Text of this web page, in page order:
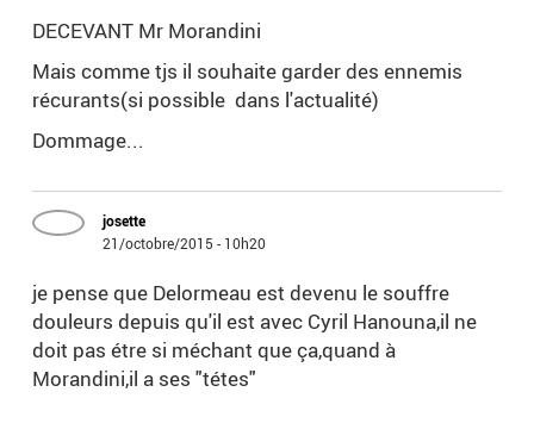
DECEVANT Mr Morandini
Mais comme tjs il souhaite garder des ennemis
récurants(si possible dans l'actualité)
Dommage...
josette
21/octobre/2015 - 10h20
je pense que Delormeau est devenu le souffre
douleurs depuis qu'il est avec Cyril Hanouna,il ne
doit pas étre si méchant que ça,quand à
Morandini,il a ses "tétes"